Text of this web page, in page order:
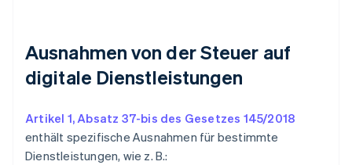
Ausnahmen von der Steuer auf
digitale Dienstleistungen
Artikel 1, Absatz 37-bis des Gesetzes 145/2018
enthält spezifische Ausnahmen für bestimmte
Dienstleistungen, wie z. B.: